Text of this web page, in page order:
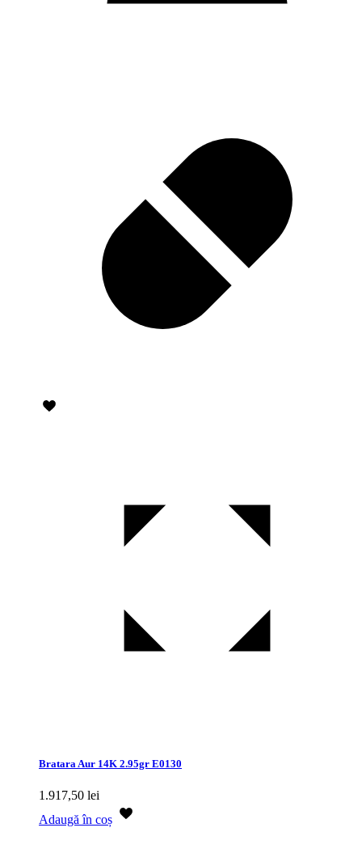
Bratara Aur 14K 2.95gr E0130
1.917,50 lei
Adaugă în coș